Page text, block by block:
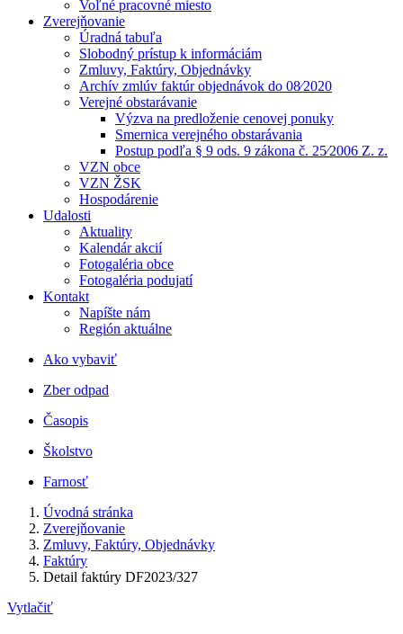
Voľné pracovné miesto
Zverejňovanie
Úradná tabuľa
Slobodný prístup k informáciám
Zmluvy, Faktúry, Objednávky
Archív zmlúv faktúr objednávok do 08⁄2020
Verejné obstarávanie
Výzva na predloženie cenovej ponuky
Smernica verejného obstarávania
Postup podľa § 9 ods. 9 zákona č. 25⁄2006 Z. z.
VZN obce
VZN ŽSK
Hospodárenie
Udalosti
Aktuality
Kalendár akcií
Fotogaléria obce
Fotogaléria podujatí
Kontakt
Napíšte nám
Región aktuálne
Ako vybaviť
Zber odpad
Časopis
Školstvo
Farnosť
Úvodná stránka
Zverejňovanie
Zmluvy, Faktúry, Objednávky
Faktúry
Detail faktúry DF2023/327
Vytlačiť